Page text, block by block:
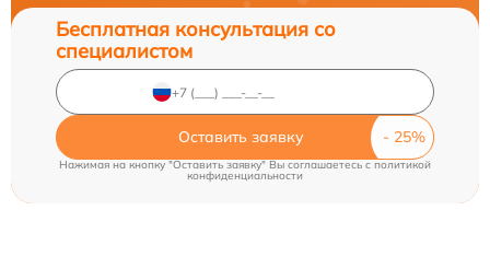
Бесплатная консультация со
специалистом
Оставить заявку
Нажимая на кнопку "Оставить заявку" Вы соглашаетесь c политикой
конфиденциальности